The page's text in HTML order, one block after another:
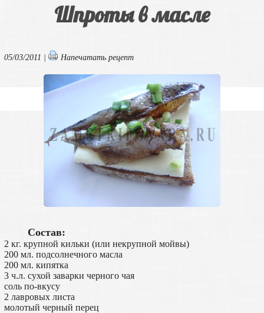
Шпроты в масле
05/03/2011 | Напечатать рецепт
Состав:
2 кг. крупной кильки (или некрупной мойвы)
200 мл. подсолнечного масла
200 мл. кипятка
3 ч.л. сухой заварки черного чая
соль по-вкусу
2 лавровых листа
молотый черный перец